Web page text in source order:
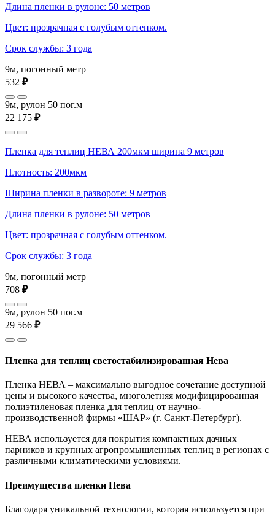
Длина пленки в рулоне: 50 метров
Цвет: прозрачная с голубым оттенком.
Срок службы: 3 года
9м, погонный метр
532 ₽
9м, рулон 50 пог.м
22 175 ₽
Пленка для теплиц НЕВА 200мкм ширина 9 метров
Плотность: 200мкм
Ширина пленки в развороте: 9 метров
Длина пленки в рулоне: 50 метров
Цвет: прозрачная с голубым оттенком.
Срок службы: 3 года
9м, погонный метр
708 ₽
9м, рулон 50 пог.м
29 566 ₽
Пленка для теплиц светостабилизированная Нева
Пленка НЕВА – максимально выгодное сочетание доступной
цены и высокого качества, многолетняя модифицированная
полиэтиленовая пленка для теплиц от научно-
производственной фирмы «ШАР» (г. Санкт-Петербург).
НЕВА используется для покрытия компактных дачных
парников и крупных агропромышленных теплиц в регионах с
различными климатическими условиями.
Преимущества пленки Нева
Благодаря уникальной технологии, которая используется при